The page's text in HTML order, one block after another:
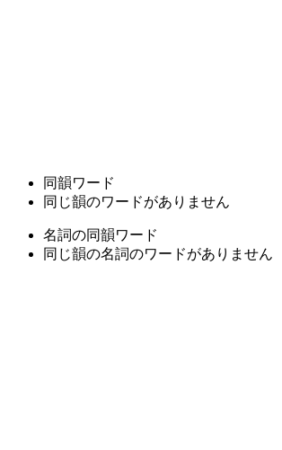
同韻ワード
同じ韻のワードがありません
名詞の同韻ワード
同じ韻の名詞のワードがありません